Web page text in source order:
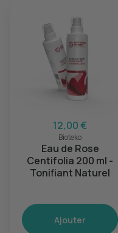
12,00 €
Bioteko
Eau de Rose
Centifolia 200 ml -
Tonifiant Naturel
Ajouter